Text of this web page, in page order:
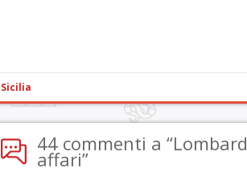
Sicilia
44 commenti a
affari”